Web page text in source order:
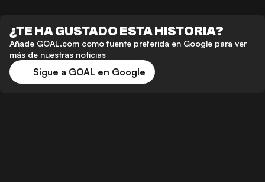
¿TE HA GUSTADO ESTA HISTORIA?
Añade GOAL.com como fuente preferida en Google para ver
más de nuestras noticias
Sigue a GOAL en Google